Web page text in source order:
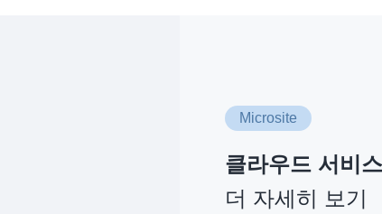
Microsite
클라우드 서비스
더 자세히 보기